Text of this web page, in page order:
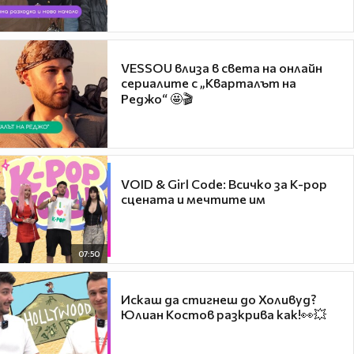
VESSOU влиза в света на онлайн
сериалите с „Кварталът на
Реджо“ 🤩🎬
07:50
VOID & Girl Code: Всичко за K-pop
сцената и мечтите им
Искаш да стигнеш до Холивуд?
Юлиан Костов разкрива как!👀💥